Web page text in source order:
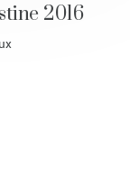
2016